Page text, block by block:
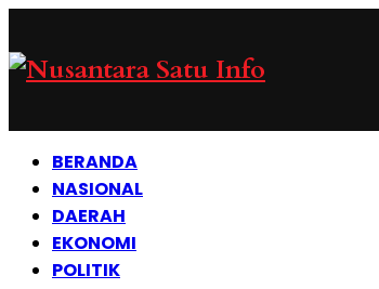
BERANDA
NASIONAL
DAERAH
EKONOMI
POLITIK